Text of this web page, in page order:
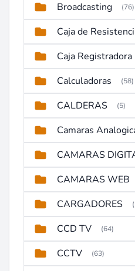
Broadcasting (76)
Caja de
Calculadoras (58)
CALDERAS (5)
Camaras
CAMARAS
CAMARAS WEB
CARGADORES
CCD TV (64)
CCTV (63)